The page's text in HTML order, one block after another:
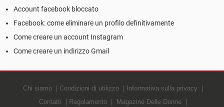
Account facebook bloccato
Facebook: come eliminare un profilo definitivamente
Come creare un account Instagram
Come creare un indirizzo Gmail
Chi siamo Condizioni di utilizzo
Informativa sulla privacy
Contatti
Regolamento Magazine Delle Donne